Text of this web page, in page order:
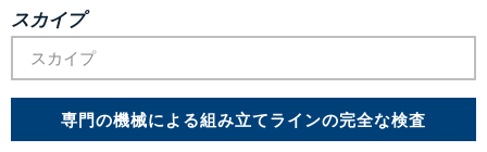
スカイプ
専門の機械による組み立てラインの完全な検査